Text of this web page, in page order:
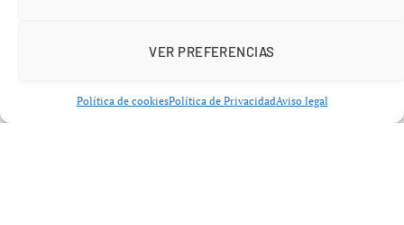
VER PREFERENCIAS
Política de cookiesPolítica de PrivacidadAviso legal